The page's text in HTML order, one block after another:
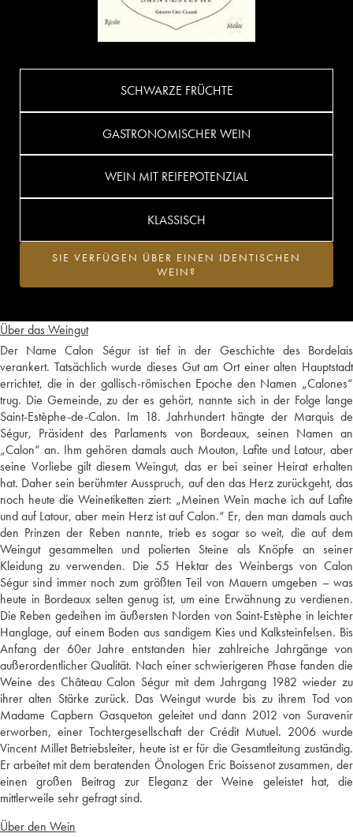
Über das Weingut
Der Name Calon Ségur ist tief in der Geschichte des Bordelais
verankert. Tatsächlich wurde dieses Gut am Ort einer alten Hauptstadt
errichtet, die in der gallisch-römischen Epoche den Namen „Calones“
trug. Die Gemeinde, zu der es gehört, nannte sich in der Folge lange
Saint-Estèphe-de-Calon. Im 18. Jahrhundert hängte der Marquis de
Ségur, Präsident des Parlaments von Bordeaux, seinen Namen an
„Calon“ an. Ihm gehören damals auch Mouton, Lafite und Latour, aber
seine Vorliebe gilt diesem Weingut, das er bei seiner Heirat erhalten
hat. Daher sein berühmter Ausspruch, auf den das Herz zurückgeht, das
noch heute die Weinetiketten ziert: „Meinen Wein mache ich auf Lafite
und auf Latour, aber mein Herz ist auf Calon.“ Er, den man damals auch
den Prinzen der Reben nannte, trieb es sogar so weit, die auf dem
Weingut gesammelten und polierten Steine als Knöpfe an seiner
Kleidung zu verwenden. Die 55 Hektar des Weinbergs von Calon
Ségur sind immer noch zum größten Teil von Mauern umgeben – was
heute in Bordeaux selten genug ist, um eine Erwähnung zu verdienen.
Die Reben gedeihen im äußersten Norden von Saint-Estèphe in leichter
Hanglage, auf einem Boden aus sandigem Kies und Kalksteinfelsen. Bis
Anfang der 60er Jahre entstanden hier zahlreiche Jahrgänge von
außerordentlicher Qualität. Nach einer schwierigeren Phase fanden die
Weine des Château Calon Ségur mit dem Jahrgang 1982 wieder zu
ihrer alten Stärke zurück. Das Weingut wurde bis zu ihrem Tod von
Madame Capbern Gasqueton geleitet und dann 2012 von Suravenir
erworben, einer Tochtergesellschaft der Crédit Mutuel. 2006 wurde
Vincent Millet Betriebsleiter, heute ist er für die Gesamtleitung zuständig.
Er arbeitet mit dem beratenden Önologen Eric Boissenot zusammen, der
einen großen Beitrag zur Eleganz der Weine geleistet hat, die
mittlerweile sehr gefragt sind.
Über den Wein
SCHWARZE FRÜCHTE
GASTRONOMISCHER WEIN
WEIN MIT REIFEPOTENZIAL
KLASSISCH
SIE VERFÜGEN ÜBER EINEN IDENTISCHEN
WEIN?